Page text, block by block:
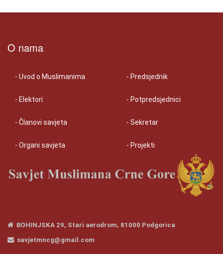
O nama
- Uvod o Muslimanima
- Elektori
- Članovi savjeta
- Organi savjeta
- Predsjednik
- Potpredsjednici
- Sekretar
- Projekti
BOHINJSKA 29, Stari aerodrom, 81000 Podgorica
savjetmncg@gmail.com